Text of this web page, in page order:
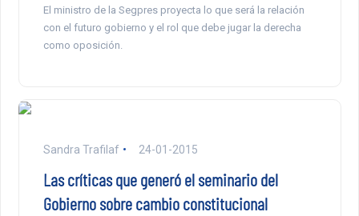
El ministro de la Segpres proyecta lo que será la relación
con el futuro gobierno y el rol que debe jugar la derecha
como oposición.
Sandra Trafilaf 24-01-2015
Las críticas que generó el seminario del
Gobierno sobre cambio constitucional